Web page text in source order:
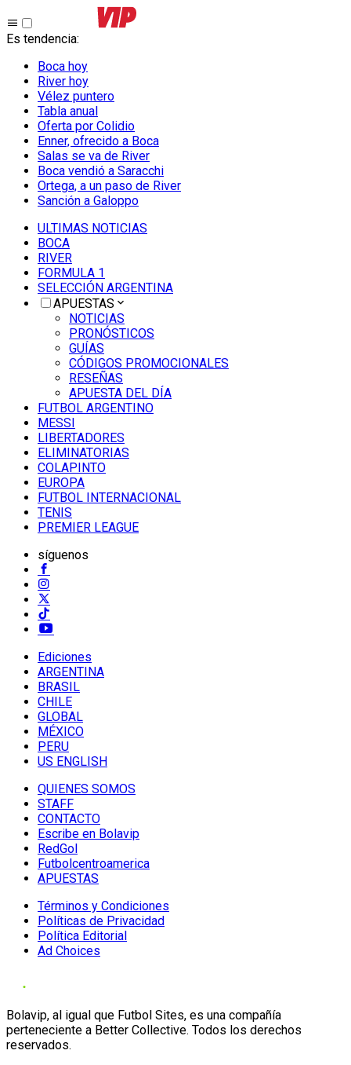
Es tendencia:
Boca hoy
River hoy
Vélez puntero
Tabla anual
Oferta por Colidio
Enner, ofrecido a Boca
Salas se va de River
Boca vendió a Saracchi
Ortega, a un paso de River
Sanción a Galoppo
ULTIMAS NOTICIAS
BOCA
RIVER
FORMULA 1
SELECCIÓN ARGENTINA
APUESTAS
NOTICIAS
PRONÓSTICOS
GUÍAS
CÓDIGOS PROMOCIONALES
RESEÑAS
APUESTA DEL DÍA
FUTBOL ARGENTINO
MESSI
LIBERTADORES
ELIMINATORIAS
COLAPINTO
EUROPA
FUTBOL INTERNACIONAL
TENIS
PREMIER LEAGUE
síguenos
Ediciones
ARGENTINA
BRASIL
CHILE
GLOBAL
MÉXICO
PERU
US ENGLISH
QUIENES SOMOS
STAFF
CONTACTO
Escribe en Bolavip
RedGol
Futbolcentroamerica
APUESTAS
Términos y Condiciones
Políticas de Privacidad
Política Editorial
Ad Choices
Bolavip, al igual que Futbol Sites, es una compañía
perteneciente a Better Collective. Todos los derechos
reservados.